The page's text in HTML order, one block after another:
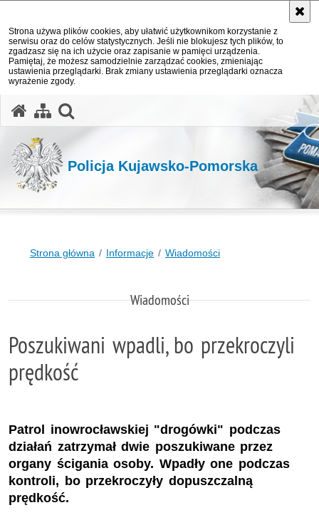
Strona używa plików cookies, aby ułatwić użytkownikom korzystanie z
serwisu oraz do celów statystycznych. Jeśli nie blokujesz tych plików, to
zgadzasz się na ich użycie oraz zapisanie w pamięci urządzenia.
Pamiętaj, że możesz samodzielnie zarządzać cookies, zmieniając
ustawienia przeglądarki. Brak zmiany ustawienia przeglądarki oznacza
wyrażenie zgody.
Policja Kujawsko-Pomorska
Strona główna Informacje Wiadomości
Wiadomości
Poszukiwani wpadli, bo przekroczyli
prędkość
Patrol inowrocławskiej "drogówki" podczas
działań zatrzymał dwie poszukiwane przez
organy ścigania osoby. Wpadły one podczas
kontroli, bo przekroczyły dopuszczalną
prędkość.